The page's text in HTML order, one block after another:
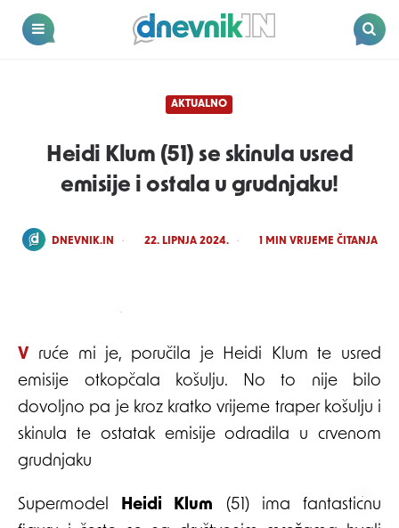
Dnevnik.in
AKTUALNO
Heidi Klum (51) se skinula usred
emisije i ostala u grudnjaku!
POSTED
DNEVNIK.IN 22. LIPNJA 2024. 1 MIN VRIJEME ČITANJA
Vruće mi je, poručila je Heidi Klum te usred
emisije otkopčala košulju. No to nije bilo
dovoljno pa je kroz kratko vrijeme traper košulju i
skinula te ostatak emisije odradila u crvenom
grudnjaku
Supermodel Heidi Klum (51) ima fantastičnu